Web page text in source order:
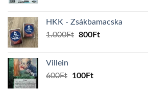
160Ft.150Ft.
HKK - Zsákbamacska
1.000Ft Original
800FtCurrent
Villein
600Ft
Original
100FtCurrent